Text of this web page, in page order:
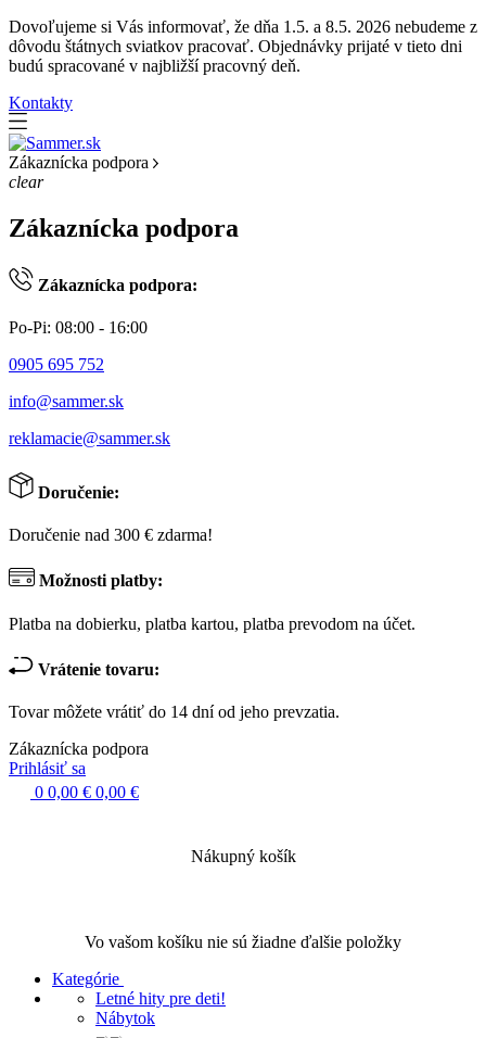
Dovoľujeme si Vás informovať, že dňa 1.5. a 8.5. 2026 nebudeme z
dôvodu štátnych sviatkov pracovať. Objednávky prijaté v tieto dni
budú spracované v najbližší pracovný deň.
Kontakty
Zákaznícka podpora
clear
Zákaznícka podpora
Zákaznícka podpora:
Po-Pi: 08:00 - 16:00
0905 695 752
info@sammer.sk
reklamacie@sammer.sk
Doručenie:
Doručenie nad 300 € zdarma!
Možnosti platby:
Platba na dobierku, platba kartou, platba prevodom na účet.
Vrátenie tovaru:
Tovar môžete vrátiť do 14 dní od jeho prevzatia.
Zákaznícka podpora
Prihlásiť sa
0 0,00 € 0,00 €
Nákupný košík
Vo vašom košíku nie sú žiadne ďalšie položky
Kategórie
Letné hity pre deti!
Nábytok